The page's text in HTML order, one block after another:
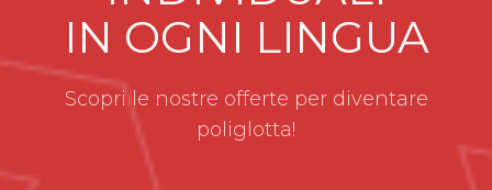
IN OGNI LINGUA
Scopri le nostre offerte per diventare
poliglotta!